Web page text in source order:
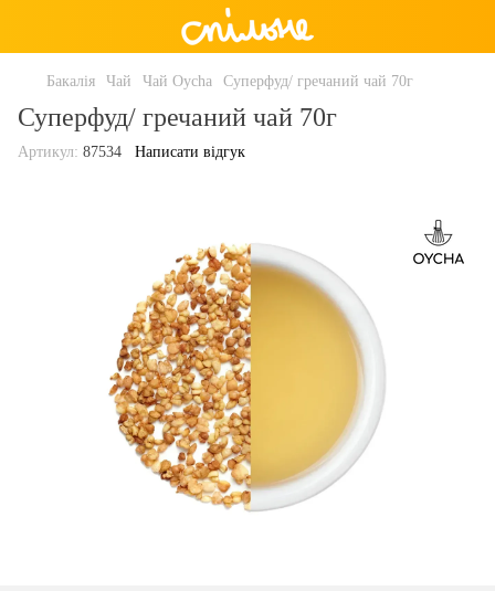
Бакалія Чай Чай Oycha Суперфуд/ гречаний чай 70г
Суперфуд/ гречаний чай 70г
Артикул: 87534 Написати відгук